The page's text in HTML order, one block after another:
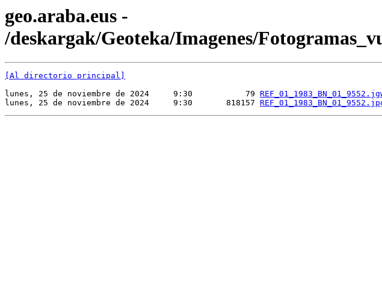
geo.araba.eus -
/deskargak/Geoteka/Imagenes/
[Al directorio principal]
lunes, 25 de noviembre de 2024     9:30           79
lunes, 25 de noviembre de 2024     9:30       818157